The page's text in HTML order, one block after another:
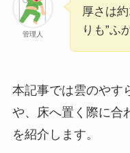
管理人
厚さは
りも”ふ
本記事では雲のやす
や、床へ置く際に合
を紹介します。